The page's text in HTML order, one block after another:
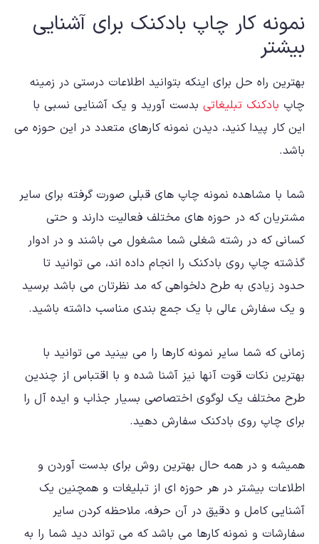
نمونه کار چاپ بادکنک برای آشنایی
بیشتر
بهترین راه حل برای اینکه بتوانید اطلاعات درستی در زمینه
چاپ بادکنک تبلیغاتی بدست آورید و یک آشنایی نسبی با
این کار پیدا کنید، دیدن نمونه کارهای متعدد در این حوزه می
باشد.
شما با مشاهده نمونه چاپ های قبلی صورت گرفته برای سایر
مشتریان که در حوزه های مختلف فعالیت دارند و حتی
کسانی که در رشته شغلی شما مشغول می باشند و در ادوار
گذشته چاپ روی بادکنک را انجام داده اند، می توانید تا
حدود زیادی به طرح دلخواهی که مد نظرتان می باشد برسید
و یک سفارش عالی با یک جمع بندی مناسب داشته باشید.
زمانی که شما سایر نمونه کارها را می بینید می توانید با
بهترین نکات قوت آنها نیز آشنا شده و با اقتباس از چندین
طرح مختلف یک لوگوی اختصاصی بسیار جذاب و ایده آل را
برای چاپ روی بادکنک سفارش دهید.
همیشه و در همه حال بهترین روش برای بدست آوردن و
اطلاعات بیشتر در هر حوزه ای از تبلیغات و همچنین یک
آشنایی کامل و دقیق در آن حرفه، ملاحظه کردن سایر
سفارشات و نمونه کارها می باشد که می تواند دید شما را به